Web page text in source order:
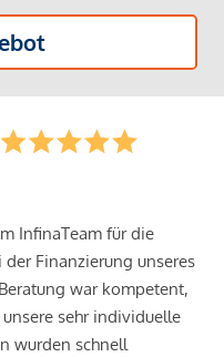
InfinaTeam für die
Finanzierung unseres
war kompetent,
sehr individuelle
wurden schnell